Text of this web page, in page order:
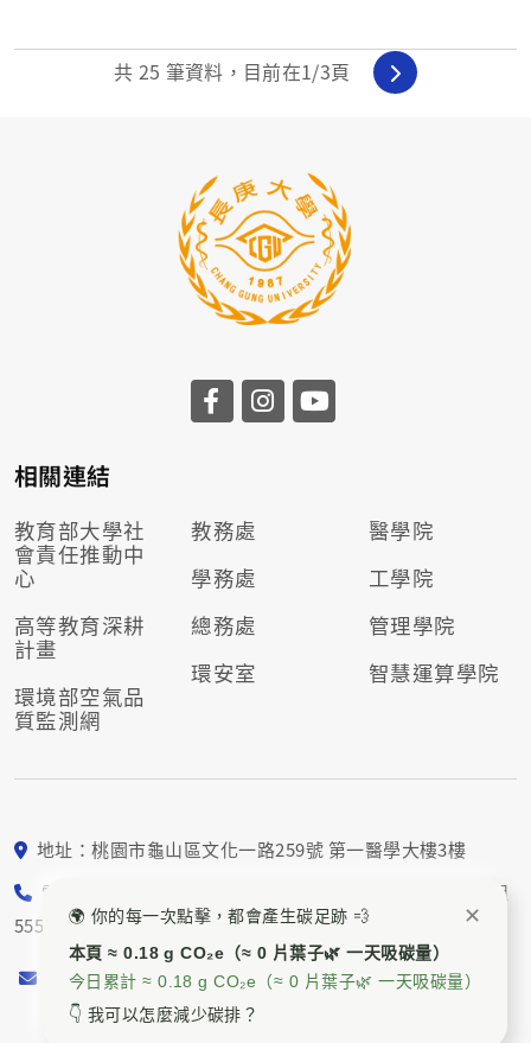
共25 筆資料，目前在1/3頁
🌍 你的每一次點擊，都會產生碳足跡 💨 ✕
本頁 ≈ 0.18 g CO₂e（≈ 0 片葉子🌿 一天吸碳量）
今日累計 ≈ 0.18 g CO₂e（≈ 0 片葉子🌿 一天吸碳量）
👇 我可以怎麼減少碳排？
相關連結
教育部大學社
會責任推動中
心
高等教育深耕
計畫
環境部空氣品
質監測網
教務處
學務處
總務處
環安室
醫學院
工學院
管理學院
智慧運算學院
地址：桃園市龜山區文化一路259號 第一醫學大樓3樓
電話： 03-211-8800 校園永續組5552、5553；社會責任組
5554、5557
E-mail：cgu_sdgs@mail.cgu.edu.tw